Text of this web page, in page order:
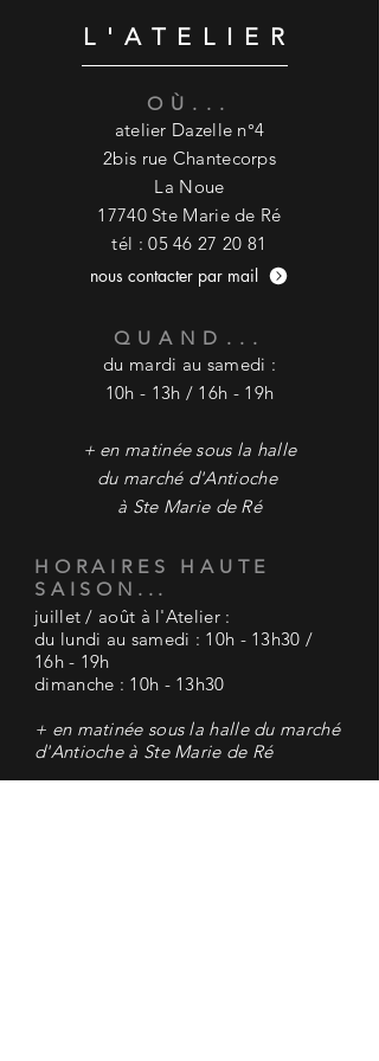
retro chic, il trouvera facilement sa
place dans votre cuisine.
Très pratique avec son ouverture
large et sa cuillère pour un dosage
L'ATELIER
OÙ...
atelier Dazelle n°4
2bis rue Chantecorps
La Noue
17740 Ste Marie de Ré
tél :05 46 27 20 81
nous contacter par mail
QUAND...
du mardi au samedi :
10h - 13h / 16h - 19h
+ en matinée sous la halle
du marché d'Antioche
à Ste Marie de Ré
HORAIRES HAUTE
SAISON...
juillet / août à l'Atelier :
du lundi au samedi : 10h - 13h30 /
16h - 19h
dimanche : 10h - 13h30
+ en matinée sous la halle du marché
d'Antioche à Ste Marie de Ré